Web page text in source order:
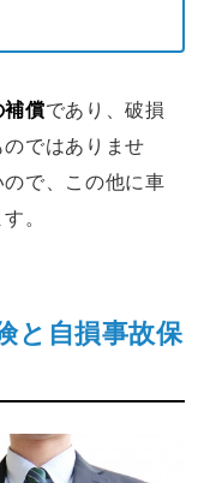
補償であり、破損
ではありませ
で、この他に車
。
と自損事故保